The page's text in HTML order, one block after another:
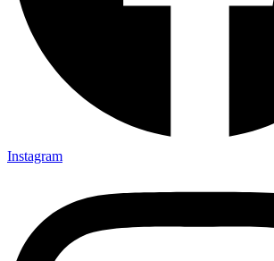
Instagram